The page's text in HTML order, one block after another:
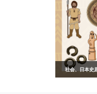
社会、日本史